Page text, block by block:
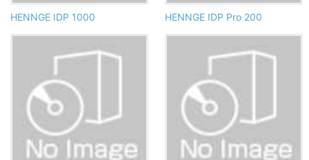
HENNGE IDP 1000 HENNGE IDP Pro 200